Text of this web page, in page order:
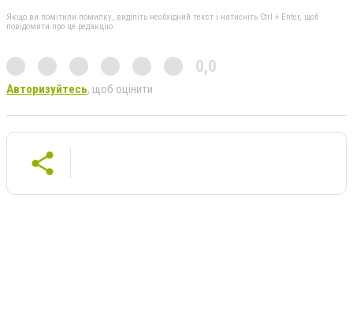
Якщо ви помітили помилку, виділіть необхідний текст і натисніть Ctrl + Enter, щоб
повідомити про це редакцію
0,0
Авторизуйтесь, щоб оцінити